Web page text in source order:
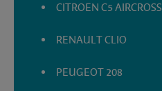
CITROEN C5 AIRCROSS
RENAULT CLIO
PEUGEOT 208